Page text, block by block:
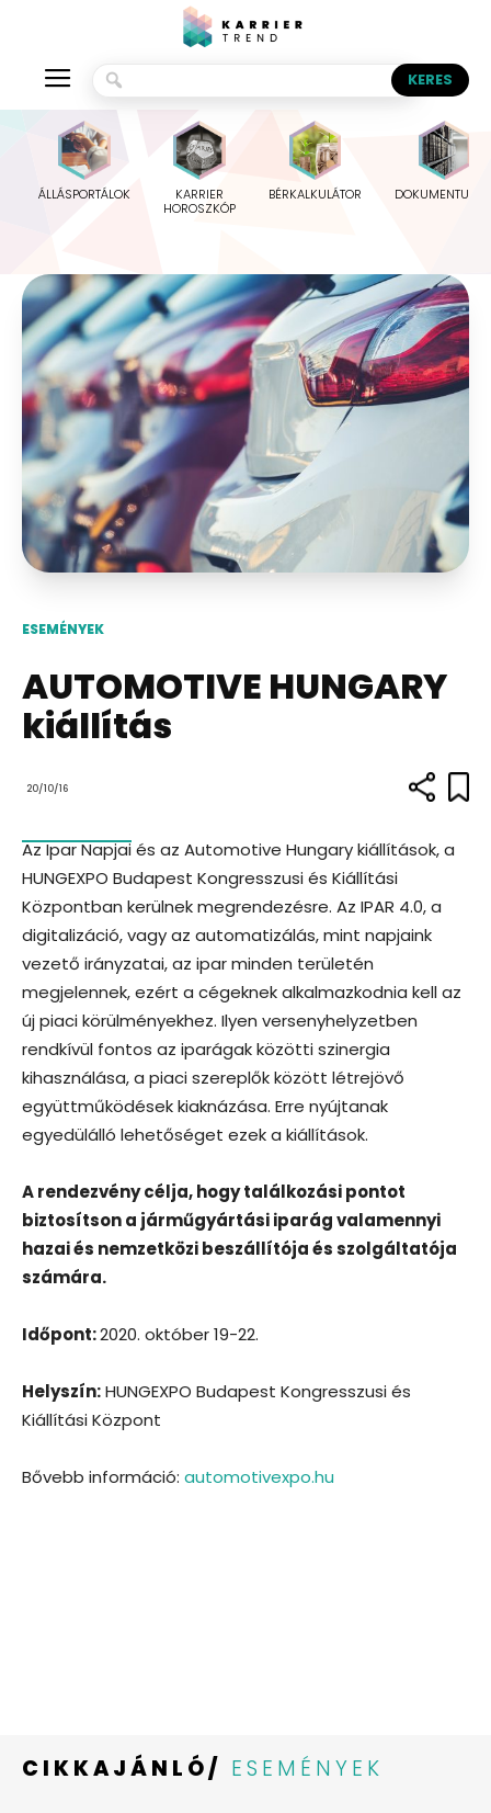
ÁLLÁSPORTÁLOK
KARRIER
HOROSZKÓP
BÉRKALKULÁTOR
ESEMÉNYEK
AUTOMOTIVE HUNGARY
kiállítás
20/10/16
Az Ipar Napjai és az Automotive Hungary kiállítások, a
HUNGEXPO Budapest Kongresszusi és Kiállítási
Központban kerülnek megrendezésre. Az IPAR 4.0, a
digitalizáció, vagy az automatizálás, mint napjaink
vezető irányzatai, az ipar minden területén
megjelennek, ezért a cégeknek alkalmazkodnia kell az
új piaci körülményekhez. Ilyen versenyhelyzetben
rendkívül fontos az iparágak közötti szinergia
kihasználása, a piaci szereplők között létrejövő
együttműködések kiaknázása. Erre nyújtanak
egyedülálló lehetőséget ezek a kiállítások.
A rendezvény célja, hogy találkozási pontot
biztosítson a járműgyártási iparág valamennyi
hazai és nemzetközi beszállítója és szolgáltatója
számára.
Időpont:2020. október 19-22.
Helyszín:HUNGEXPO Budapest Kongresszusi és
Kiállítási Központ
Bővebb információ: automotivexpo.hu
CIKKAJÁNLÓ/ ESEMÉNYEK